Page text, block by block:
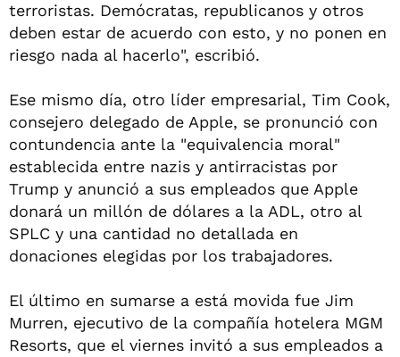
terroristas. Demócratas, republicanos y otros
deben estar de acuerdo con esto, y no ponen en
riesgo nada al hacerlo", escribió.
Ese mismo día, otro líder empresarial, Tim Cook,
consejero delegado de Apple, se pronunció con
contundencia ante la "equivalencia moral"
establecida entre nazis y antirracistas por
Trump y anunció a sus empleados que Apple
donará un millón de dólares a la ADL, otro al
SPLC y una cantidad no detallada en
donaciones elegidas por los trabajadores.
El último en sumarse a está movida fue Jim
Murren, ejecutivo de la compañía hotelera MGM
Resorts, que el viernes invitó a sus empleados a